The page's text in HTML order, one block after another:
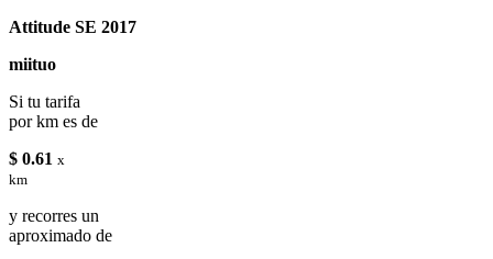
Attitude SE 2017
miituo
Si tu tarifa
por km es de
$ 0.61 x
km
y recorres un
aproximado de